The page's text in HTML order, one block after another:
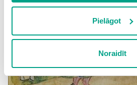
vietnē, izņemot “Nepieciešamās”
izmantošanai nav nepieciešams
Spiežot uz pogas “Apstiprināt
sīkdatņu politikuun ir
piekrišanu sadaļā “Sīkdatņu
Pielāgot
Noraidīt